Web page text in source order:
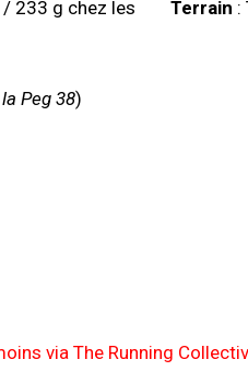
233 g chez les
Peg 38)
Terrain :
via The Running